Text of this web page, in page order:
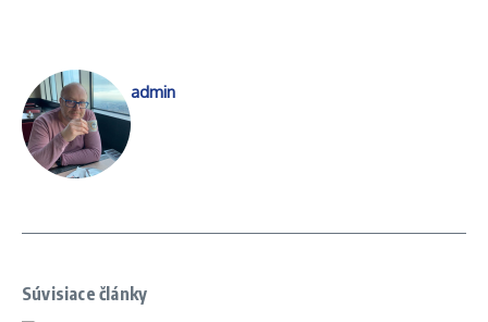
admin
Súvisiace články